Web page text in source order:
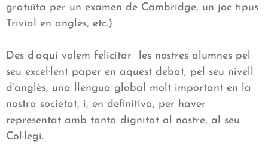
gratuïta per un examen de Cambridge, un joc tipus
Trivial en anglès, etc.)
Des d’aquí volem felicitar les nostres alumnes pel
seu excel·lent paper en aquest debat, pel seu nivell
d’anglès, una llengua global molt important en la
nostra societat, i, en definitiva, per haver
representat amb tanta dignitat al nostre, al seu
Col·legi.